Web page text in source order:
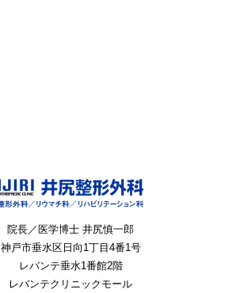
院長／医学博士 井尻慎一郎
神戸市垂水区日向1丁目4番1号
レバンテ垂水1番館2階
レバンテクリニックモール